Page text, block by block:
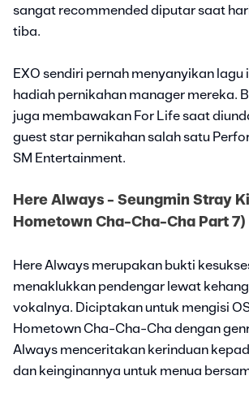
sangat recommended diputar saat
tiba.
EXO sendiri pernah menyanyikan lagu
hadiah pernikahan manager mereka.
juga membawakan For Life saat
guest star pernikahan salah satu
SM Entertainment.
Here Always - Seungmin Stray
Hometown Cha-Cha-Cha Part 7)
Here Always merupakan bukti
menaklukkan pendengar lewat
vokalnya. Diciptakan untuk mengisi
Hometown Cha-Cha-Cha dengan
Always menceritakan kerinduan
dan keinginannya untuk menua